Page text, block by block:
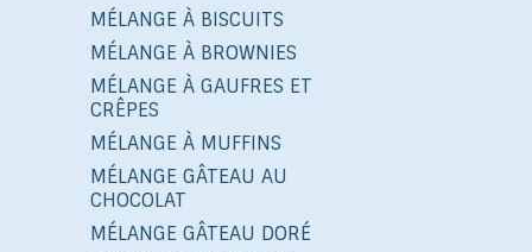
MÉLANGE À BISCUITS
MÉLANGE À BROWNIES
MÉLANGE À GAUFRES ET
CRÊPES
MÉLANGE À MUFFINS
MÉLANGE GÂTEAU AU
CHOCOLAT
MÉLANGE GÂTEAU DORÉ